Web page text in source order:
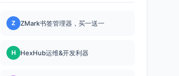
Z ZMark书签管理器，买一送一
H HexHub运维&开发利器